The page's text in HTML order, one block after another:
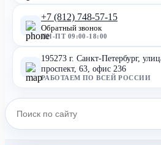
+7 (812) 748-57-15
Обратный звонок
ПН-ПТ 09:00-18:00
195273 г. Санкт-Петербург,
проспект, 63, офис 236
РАБОТАЕМ ПО ВСЕЙ РОССИИ